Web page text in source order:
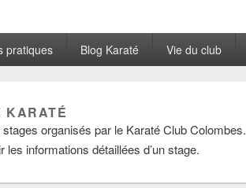
Colombes
pratiques Blog Karaté Vie du club
KARATÉ
organisés par le Karaté Club Colombes.
les informations détaillées d’un stage.